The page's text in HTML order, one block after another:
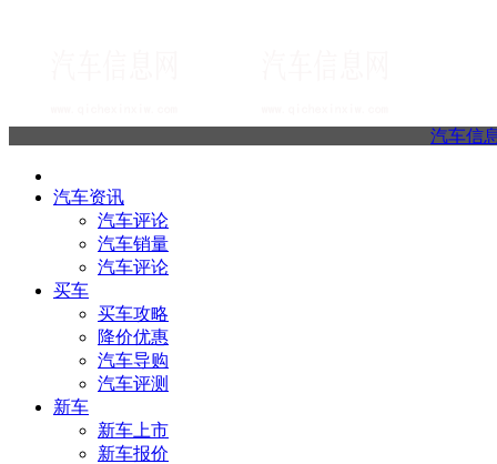
汽车信
汽车资讯
汽车评论
汽车销量
汽车评论
买车
买车攻略
降价优惠
汽车导购
汽车评测
新车
新车上市
新车报价